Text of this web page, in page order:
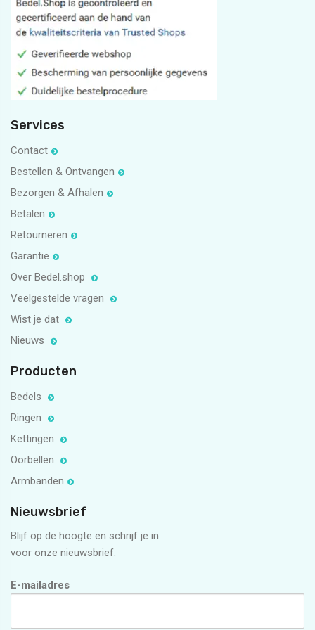
#bedelpuntshop
5
Services
Contact
Bestellen & Ontvangen
Bezorgen & Afhalen
Betalen
Retourneren
Garantie
Over Bedel.shop
Veelgestelde vragen
Wist je dat
Nieuws
Producten
Bedels
Ringen
Kettingen
Oorbellen
Armbanden
Nieuwsbrief
Blijf op de hoogte en schrijf je in
voor onze nieuwsbrief.
E-mailadres